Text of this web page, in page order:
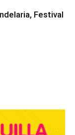
Festival